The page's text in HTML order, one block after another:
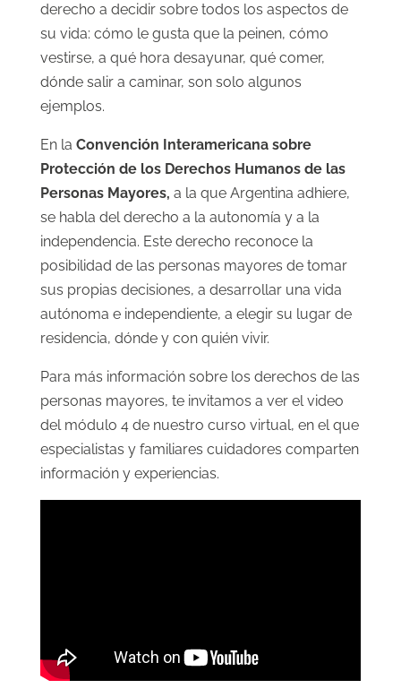
derecho a decidir sobre todos los aspectos de
su vida: cómo le gusta que la peinen, cómo
vestirse, a qué hora desayunar, qué comer,
dónde salir a caminar, son solo algunos
ejemplos.
En la Convención Interamericana sobre
Protección de los Derechos Humanos de las
Personas Mayores, a la que Argentina adhiere,
se habla del derecho a la autonomía y a la
independencia. Este derecho reconoce la
posibilidad de las personas mayores de tomar
sus propias decisiones, a desarrollar una vida
autónoma e independiente, a elegir su lugar de
residencia, dónde y con quién vivir.
Para más información sobre los derechos de las
personas mayores, te invitamos a ver el video
del módulo 4 de nuestro curso virtual, en el que
especialistas y familiares cuidadores comparten
información y experiencias.